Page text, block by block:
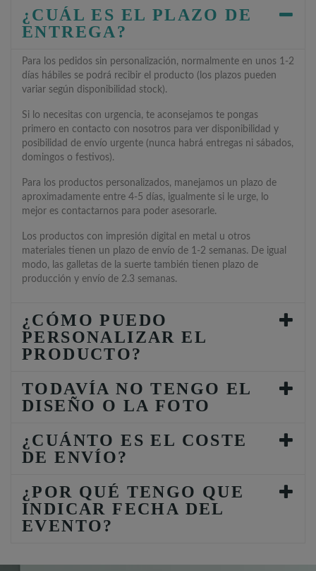
¿CUÁL ES EL PLAZO DE
ENTREGA?
Para los pedidos sin personalización, normalmente en unos 1-2
días hábiles se podrá recibir el producto (los plazos pueden
variar según disponibilidad stock).
Si lo necesitas con urgencia, te aconsejamos te pongas
primero en contacto con nosotros para ver disponibilidad y
posibilidad de envío urgente (nunca habrá entregas ni sábados,
domingos o festivos).
Para los productos personalizados, manejamos un plazo de
aproximadamente entre 4-5 días, igualmente si le urge, lo
mejor es contactarnos para poder asesorarle.
Los productos con impresión digital en metal u otros
materiales tienen un plazo de envío de 1-2 semanas. De igual
modo, las galletas de la suerte también tienen plazo de
producción y envío de 2.3 semanas.
¿CÓMO PUEDO
PERSONALIZAR EL
PRODUCTO?
TODAVÍA NO TENGO EL
DISEÑO O LA FOTO
¿CUÁNTO ES EL COSTE
DE ENVÍO?
¿POR QUÉ TENGO QUE
INDICAR FECHA DEL
EVENTO?